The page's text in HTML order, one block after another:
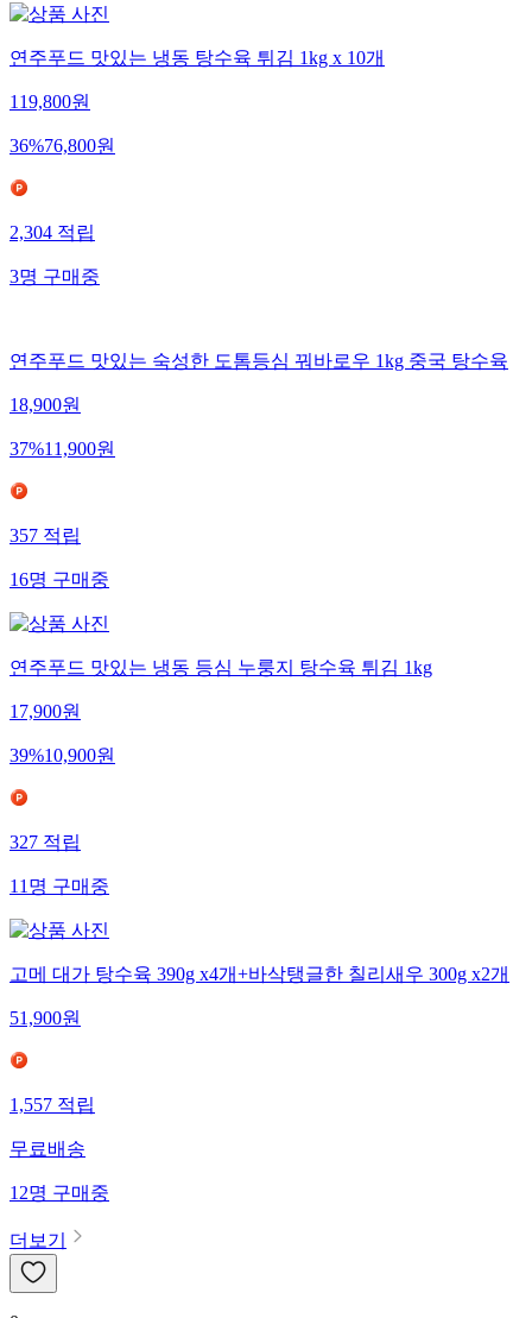
연주푸드 맛있는 냉동 탕수육 튀김 1kg x 10개
119,800원
36%76,800원
2,304적립
3명구매중
연주푸드 맛있는 숙성한 도톰등심 꿔바로우 1kg 중국 탕수육
18,900원
37%11,900원
357적립
16명구매중
연주푸드 맛있는 냉동 등심 누룽지 탕수육 튀김 1kg
17,900원
39%10,900원
327적립
11명구매중
고메 대가 탕수육 390g x4개+바삭탱글한 칠리새우 300g x2개
51,900원
1,557적립
무료배송
12명구매중
더보기